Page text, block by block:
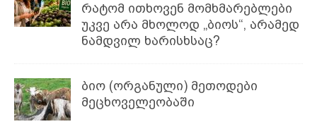
რატომ ითხოვენ მომხმარებლები
უკვე არა მხოლოდ „ბიოს“, არამედ
ნამდვილ ხარისხსაც?
ბიო (ორგანული) მეთოდები
მეცხოველეობაში